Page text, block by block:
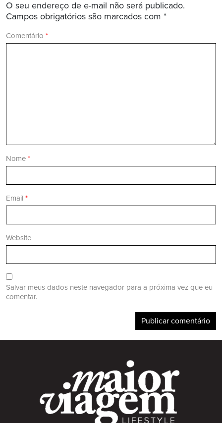
O seu endereço de e-mail não será publicado.
Campos obrigatórios são marcados com *
Comentário *
Nome *
Email *
Website
Salvar meus dados neste navegador para a próxima vez que eu
comentar.